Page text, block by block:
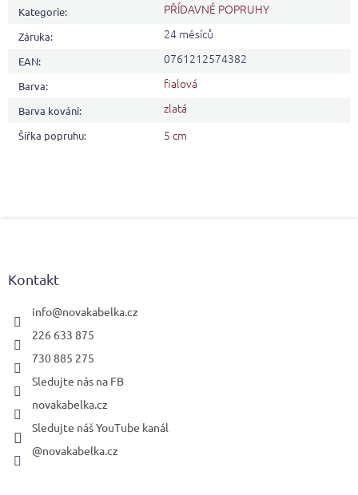
Kategorie: PŘÍDAVNÉ POPRUHY
Záruka: 24 měsíců
EAN: 0761212574382
Barva: fialová
Barva kování: zlatá
Šířka popruhu: 5 cm
Kontakt
info@novakabelka.cz
226 633 875
730 885 275
Sledujte nás na FB
novakabelka.cz
Sledujte náš YouTube kanál
@novakabelka.cz